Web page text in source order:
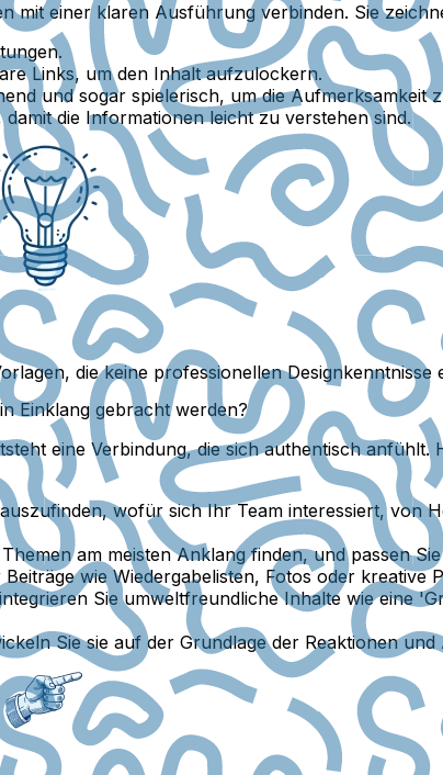
mit einer klaren Ausführung verbinden. Sie
Links, um den Inhalt aufzulockern.
und sogar spielerisch, um die Aufmerksamkeit
die Informationen leicht zu verstehen sind.
die keine professionellen Designkenntnisse
Einklang gebracht werden?
eine Verbindung, die sich authentisch anfühlt.
wofür sich Ihr Team interessiert, von
am meisten Anklang finden, und passen
wie Wiedergabelisten, Fotos oder kreative
Sie umweltfreundliche Inhalte wie eine
Sie sie auf der Grundlage der Reaktionen